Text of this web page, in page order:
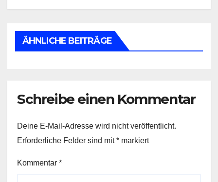
ÄHNLICHE BEITRÄGE
Schreibe einen Kommentar
Deine E-Mail-Adresse wird nicht veröffentlicht.
Erforderliche Felder sind mit* markiert
Kommentar *